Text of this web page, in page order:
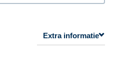
Extra informatie